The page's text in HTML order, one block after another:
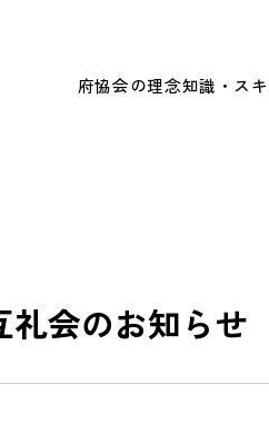
府協会の理念知識・ス
会のお知らせ